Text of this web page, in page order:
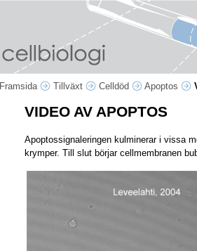
Framsida Tillväxt Celldöd Apoptos
VIDEO AV APOPTOS
Apoptossignaleringen kulminerar i vissa
krymper. Till slut börjar cellmembranen